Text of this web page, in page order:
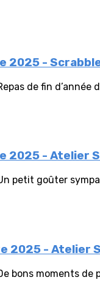
2025 -
de fin d’année
2025 - Atelier
petit goûter
2025 - Atelier
bons moments de